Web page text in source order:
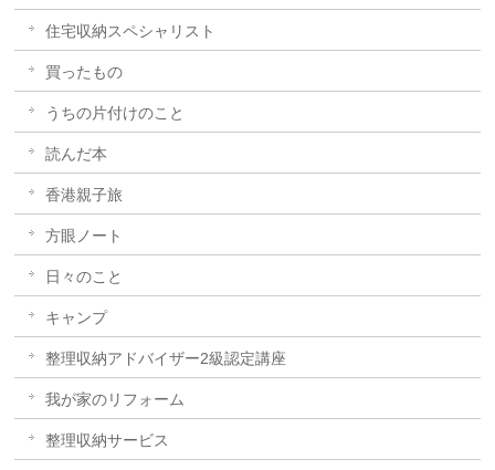
住宅収納スペシャリスト
買ったもの
うちの片付けのこと
読んだ本
香港親子旅
方眼ノート
日々のこと
キャンプ
整理収納アドバイザー2級認定講座
我が家のリフォーム
整理収納サービス